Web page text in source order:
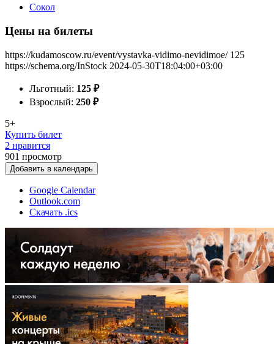
Сокол
Цены на билеты
https://kudamoscow.ru/event/vystavka-vidimo-nevidimoe/ 125
https://schema.org/InStock 2024-05-30T18:04:00+03:00
Льготный: 125 ₽
Взрослый: 250 ₽
5+
Купить билет
2 нравится
901 просмотр
Добавить в календарь
Google Calendar
Outlook.com
Скачать .ics